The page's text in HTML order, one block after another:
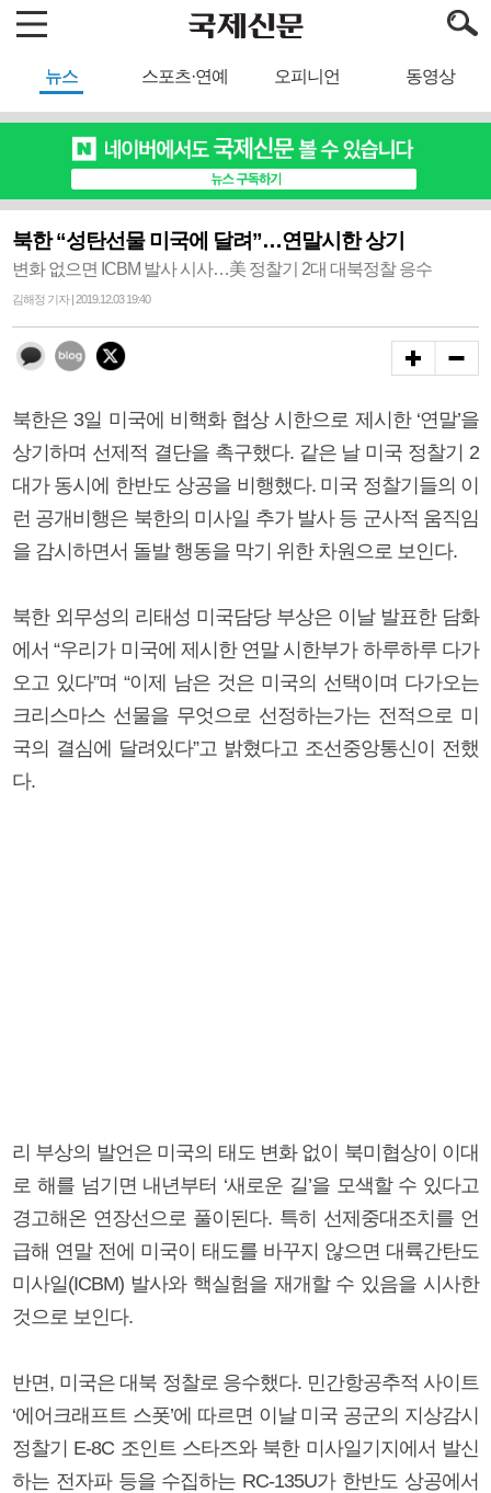
뉴스 스포츠·연예 오피니언 동영상
북한 “성탄선물 미국에 달려”…연말시한 상기
변화 없으면 ICBM 발사 시사…美 정찰기 2대 대북정찰 응수
김해정 기자 | 2019.12.03 19:40
북한은 3일 미국에 비핵화 협상 시한으로 제시한 ‘연말’을
상기하며 선제적 결단을 촉구했다. 같은 날 미국 정찰기 2
대가 동시에 한반도 상공을 비행했다. 미국 정찰기들의 이
런 공개비행은 북한의 미사일 추가 발사 등 군사적 움직임
을 감시하면서 돌발 행동을 막기 위한 차원으로 보인다.
북한 외무성의 리태성 미국담당 부상은 이날 발표한 담화
에서 “우리가 미국에 제시한 연말 시한부가 하루하루 다가
오고 있다”며 “이제 남은 것은 미국의 선택이며 다가오는
크리스마스 선물을 무엇으로 선정하는가는 전적으로 미
국의 결심에 달려있다”고 밝혔다고 조선중앙통신이 전했
다.
리 부상의 발언은 미국의 태도 변화 없이 북미협상이 이대
로 해를 넘기면 내년부터 ‘새로운 길’을 모색할 수 있다고
경고해온 연장선으로 풀이된다. 특히 선제중대조치를 언
급해 연말 전에 미국이 태도를 바꾸지 않으면 대륙간탄도
미사일(ICBM) 발사와 핵실험을 재개할 수 있음을 시사한
것으로 보인다.
반면, 미국은 대북 정찰로 응수했다. 민간항공추적 사이트
‘에어크래프트 스폿’에 따르면 이날 미국 공군의 지상감시
정찰기 E-8C 조인트 스타즈와 북한 미사일기지에서 발신
하는 전자파 등을 수집하는 RC-135U가 한반도 상공에서